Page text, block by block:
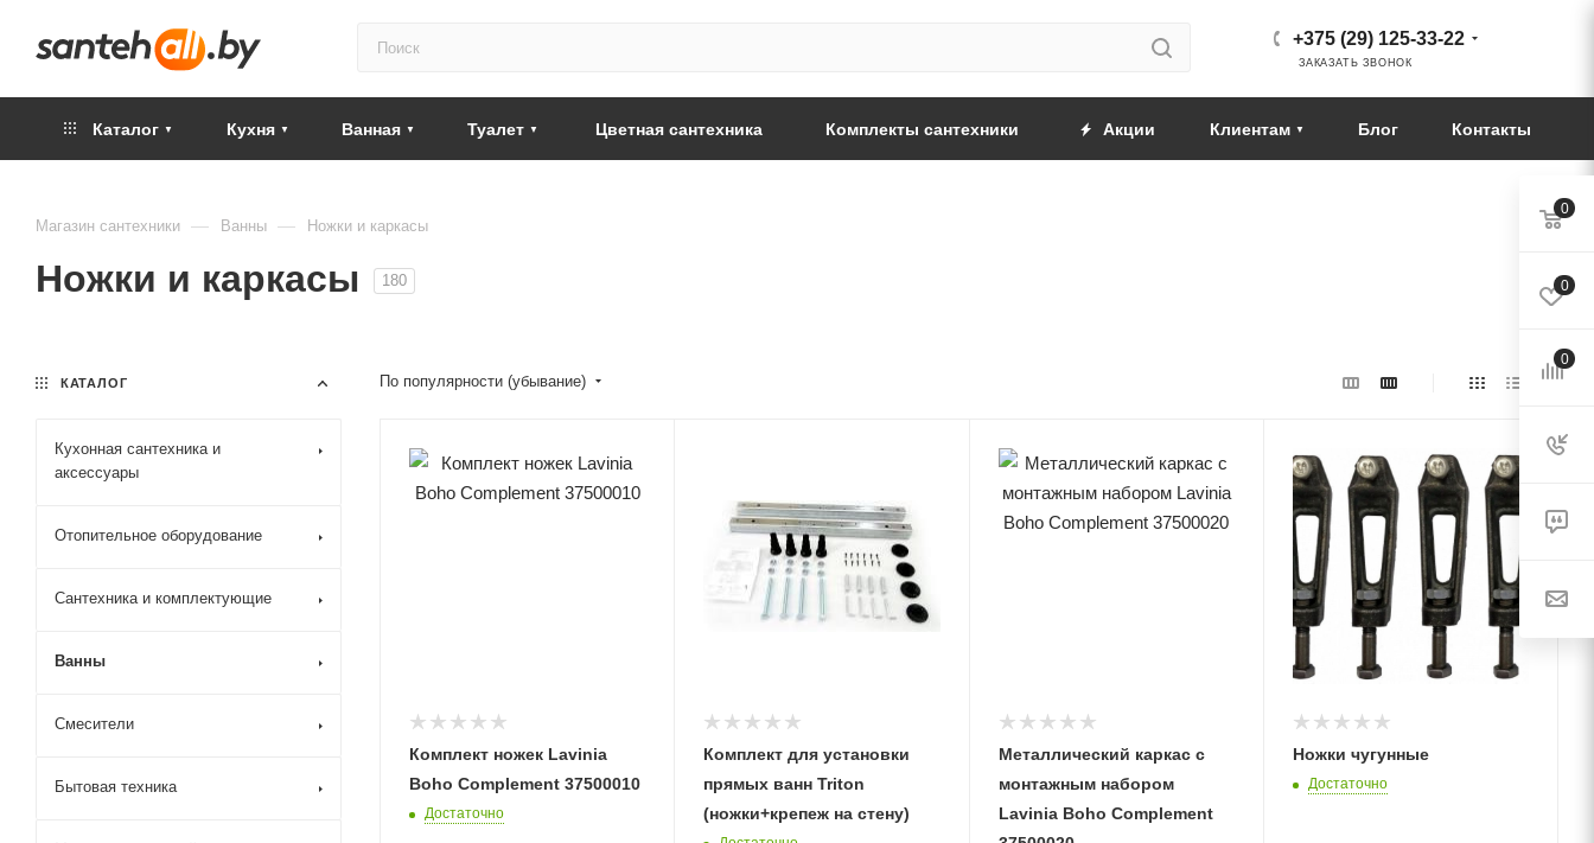
+375 (29) 125-33-22
ЗАКАЗАТЬ ЗВОНОК
Каталог Кухня Ванная Туалет Цветная сантехника Комплекты сантехники Акции Клиентам Блог Контакты
Магазин сантехники — Ванны — Ножки и каркасы
Ножки и каркасы 180
По популярности (убывание)
Комплект ножек Lavinia
Boho Complement 37500010
Достаточно
Комплект для установки
прямых ванн Triton
(ножки+крепеж на стену)
Металлический каркас с
монтажным набором
Lavinia Boho Complement
Ножки чугунные
Достаточно
КАТАЛОГ
Кухонная сантехника и
аксессуары
Отопительное оборудование
Сантехника и комплектующие
Ванны
Смесители
Бытовая техника
0
0
0